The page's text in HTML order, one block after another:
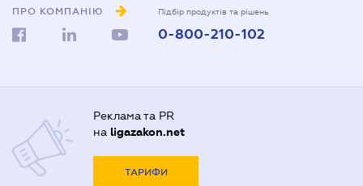
ПРО КОМПАНІЮ Підбір продуктів та рішень
0-800-210-102
Реклама та PR
на ligazakon.net
ТАРИФИ